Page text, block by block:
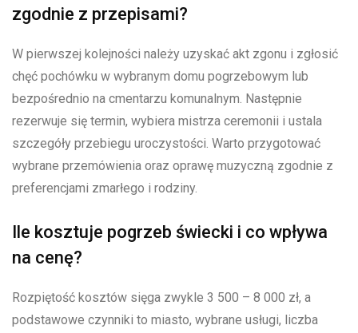
zgodnie z przepisami?
W pierwszej kolejności należy uzyskać akt zgonu i zgłosić
chęć pochówku w wybranym domu pogrzebowym lub
bezpośrednio na cmentarzu komunalnym. Następnie
rezerwuje się termin, wybiera mistrza ceremonii i ustala
szczegóły przebiegu uroczystości. Warto przygotować
wybrane przemówienia oraz oprawę muzyczną zgodnie z
preferencjami zmarłego i rodziny.
Ile kosztuje pogrzeb świecki i co wpływa
na cenę?
Rozpiętość kosztów sięga zwykle 3 500 – 8 000 zł, a
podstawowe czynniki to miasto, wybrane usługi, liczba